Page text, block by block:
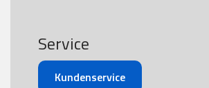
Service
Kundenservice